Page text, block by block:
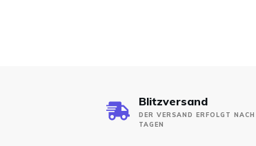
Blitzversand
DER VERSAND ERFOLGT
TAGEN